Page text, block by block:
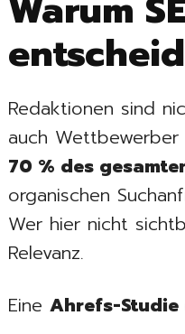
Redaktionen sind
auch Wettbewerber
70 % des
organischen
Wer hier nicht
Relevanz.
EineAhrefs-Studie